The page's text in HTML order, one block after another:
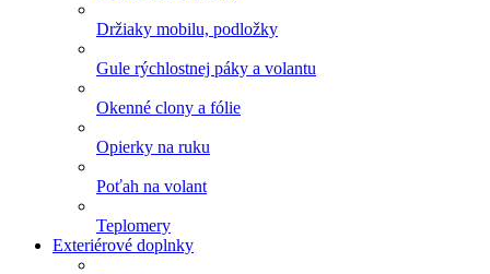
Držiaky mobilu, podložky
Gule rýchlostnej páky a volantu
Okenné clony a fólie
Opierky na ruku
Poťah na volant
Teplomery
Exteriérové doplnky